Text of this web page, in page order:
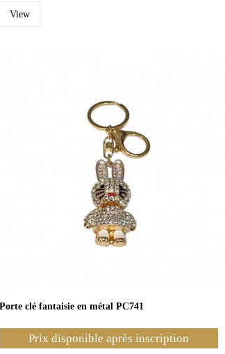
View
Porte clé fantaisie en métal PC741
Prix disponible après inscription